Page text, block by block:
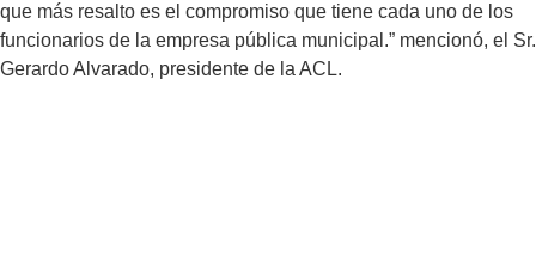
que más resalto es el compromiso que tiene cada uno de los
funcionarios de la empresa pública municipal.” mencionó, el Sr.
Gerardo Alvarado, presidente de la ACL.